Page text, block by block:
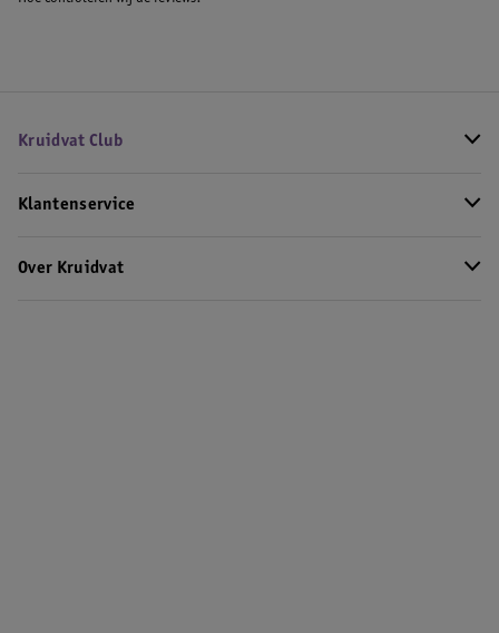
Kruidvat Club
Klantenservice
Over Kruidvat